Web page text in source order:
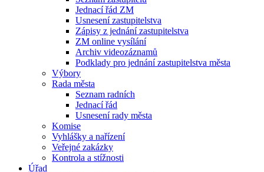
Jednací řád ZM
Usnesení zastupitelstva
Zápisy z jednání zastupitelstva
ZM online vysílání
Archiv videozáznamů
Podklady pro jednání zastupitelstva města
Výbory
Rada města
Seznam radních
Jednací řád
Usnesení rady města
Komise
Vyhlášky a nařízení
Veřejné zakázky
Kontrola a stížnosti
Úřad